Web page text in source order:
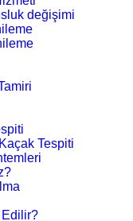
değişimi
Tespiti
Edilir?